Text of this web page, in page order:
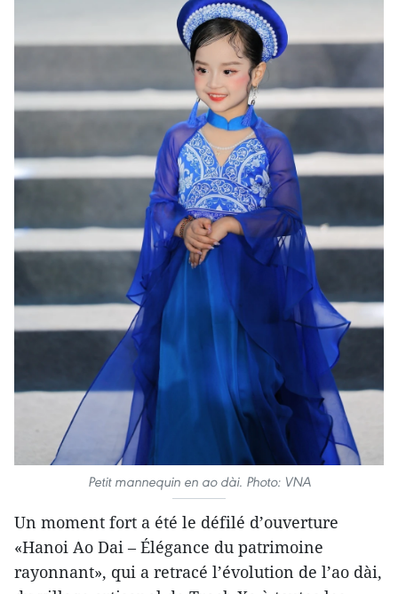
Petit mannequin en ao dài. Photo: VNA
Un moment fort a été le défilé d’ouverture
«Hanoi Ao Dai – Élégance du patrimoine
rayonnant», qui a retracé l’évolution de l’ao dài,